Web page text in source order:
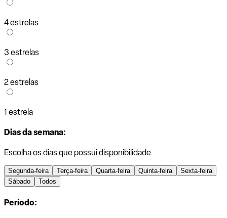
4 estrelas
3 estrelas
2 estrelas
1 estrela
Dias da semana:
Escolha os dias que possui disponibilidade
Segunda-feira Terça-feira Quarta-feira Quinta-feira
Sexta-feira
Sábado
Todos
Período: